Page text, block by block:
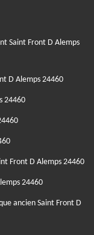
Saint Front D Alemps
D Alemps 24460
24460
Front D Alemps 24460
24460
ancien Saint Front D